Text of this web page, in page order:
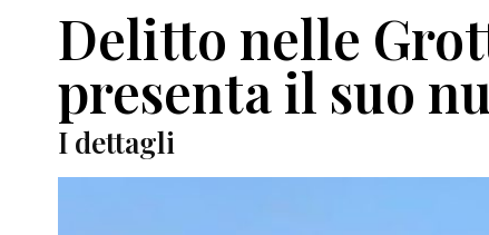
Delitto nelle
presenta il suo
I dettagli